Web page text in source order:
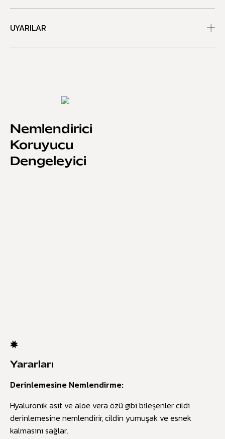
UYARILAR
Nemlendirici
Koruyucu
Dengeleyici
Yararları
Derinlemesine Nemlendirme:
Hyaluronik asit ve aloe vera özü gibi bileşenler cildi
derinlemesine nemlendirir, cildin yumuşak ve esnek
kalmasını sağlar.